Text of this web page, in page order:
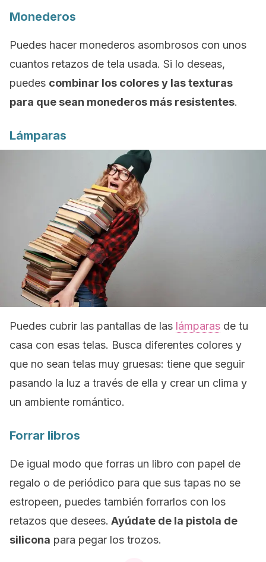
Monederos
Puedes hacer monederos asombrosos con unos
cuantos retazos de tela usada. Si lo deseas,
puedes combinar los colores y las texturas
para que sean monederos más resistentes.
Lámparas
Puedes cubrir las pantallas de las lámparas de tu
casa con esas telas. Busca diferentes colores y
que no sean telas muy gruesas: tiene que seguir
pasando la luz a través de ella y crear un clima y
un ambiente romántico.
Forrar libros
De igual modo que forras un libro con papel de
regalo o de periódico para que sus tapas no se
estropeen, puedes también forrarlos con los
retazos que desees. Ayúdate de la pistola de
silicona para pegar los trozos.